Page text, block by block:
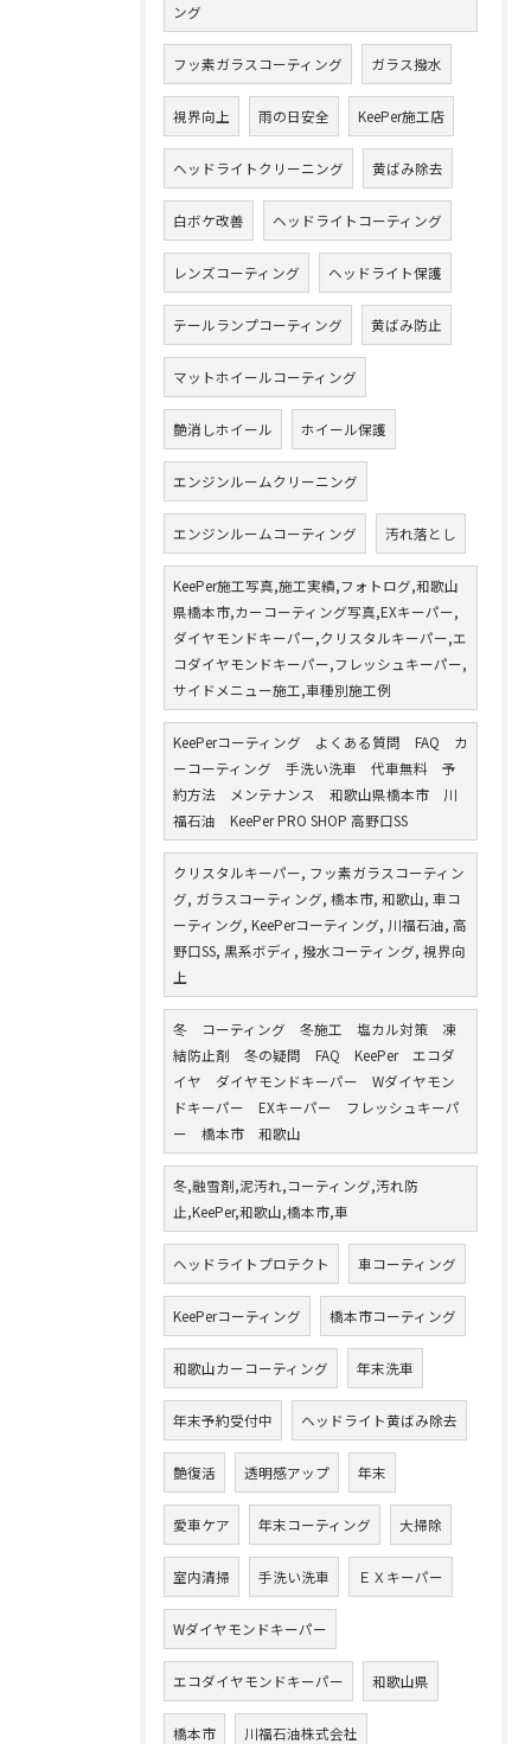
ング
フッ素ガラスコーティング ガラス撥水
視界向上 雨の日安全 KeePer施工店
ヘッドライトクリーニング 黄ばみ除去
白ボケ改善 ヘッドライトコーティング
レンズコーティング ヘッドライト保護
テールランプコーティング 黄ばみ防止
マットホイールコーティング
艶消しホイール ホイール保護
エンジンルームクリーニング
エンジンルームコーティング 汚れ落とし
KeePer施工写真,施工実績,フォトログ,和歌山
県橋本市,カーコーティング写真,EXキーパー,
ダイヤモンドキーパー,クリスタルキーパー,エ
コダイヤモンドキーパー,フレッシュキーパー,
サイドメニュー施工,車種別施工例
KeePerコーティング よくある質問 FAQ カ
ーコーティング 手洗い洗車 代車無料 予
約方法 メンテナンス 和歌山県橋本市 川
福石油 KeePer PRO SHOP 高野口SS
クリスタルキーパー, フッ素ガラスコーティン
グ, ガラスコーティング, 橋本市, 和歌山, 車コ
ーティング, KeePerコーティング, 川福石油, 高
野口SS, 黒系ボディ, 撥水コーティング, 視界向
上
冬 コーティング 冬施工 塩カル対策 凍
結防止剤 冬の疑問 FAQ KeePer エコダ
イヤ ダイヤモンドキーパー Wダイヤモン
ドキーパー EXキーパー フレッシュキーパ
ー 橋本市 和歌山
冬,融雪剤,泥汚れ,コーティング,汚れ防
止,KeePer,和歌山,橋本市,車
ヘッドライトプロテクト 車コーティング
KeePerコーティング 橋本市コーティング
和歌山カーコーティング 年末洗車
年末予約受付中 ヘッドライト黄ばみ除去
艶復活 透明感アップ 年末
愛車ケア 年末コーティング 大掃除
室内清掃 手洗い洗車 ＥＸキーパー
Wダイヤモンドキーパー
エコダイヤモンドキーパー 和歌山県
橋本市 川福石油株式会社